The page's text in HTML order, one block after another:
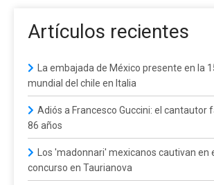
Artículos recientes
La embajada de México presente en la
mundial del chile en Italia
Adiós a Francesco Guccini: el cantautor
86 años
Los 'madonnari' mexicanos cautivan en
concurso en Taurianova